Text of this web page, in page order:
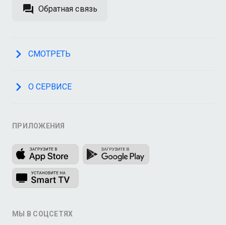
Обратная связь
СМОТРЕТЬ
О СЕРВИСЕ
ПРИЛОЖЕНИЯ
МЫ В СОЦСЕТЯХ